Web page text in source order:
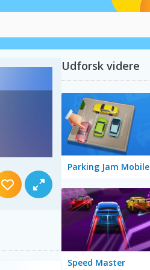
Udforsk videre
Parking Jam Mobile
Speed Master